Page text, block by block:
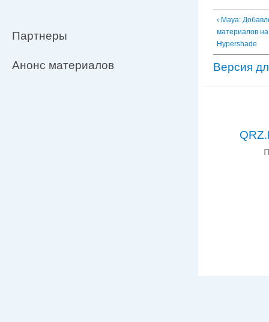
Партнеры
Анонс материалов
‹ Maya:
материалов на
Hypershade
Версия